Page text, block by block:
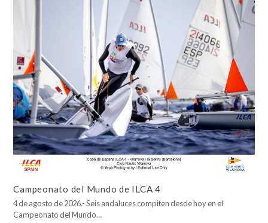
Campeonato del Mundo de ILCA 4
4 de agosto de 2026.- Seis andaluces compiten desde hoy en el
Campeonato del Mundo…